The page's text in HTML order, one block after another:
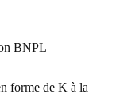
BNPL
forme de K à la